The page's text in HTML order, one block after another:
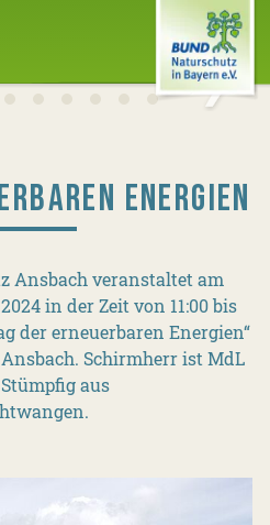
ENERGIEN
Ansbach veranstaltet am
in der Zeit von 11:00 bis
der erneuerbaren Energien“
Schirmherr ist MdL
aus